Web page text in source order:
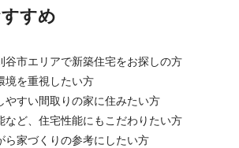
すめ
谷市エリアで新築住宅をお探しの方
境を重視したい方
やすい間取りの家に住みたい方
など、住宅性能にもこだわりたい方
ら家づくりの参考にしたい方